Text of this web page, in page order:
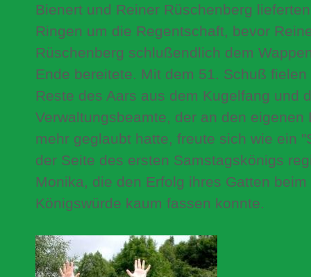
Bienert und Reiner Rüschenberg
Ringen um die Regentschaft, bevor
Rüschenberg schlußendlich dem
Ende bereitete. Mit dem 51. Schuß
Reste des Aars aus dem Kugelfang und
Verwaltungsbeamte, der an den eigenen
mehr geglaubt hatte, freute sich wie ein
der Seite des ersten Samstagskönigs
Monika, die den Erfolg ihres Gatten
Königswürde kaum fassen konnte.